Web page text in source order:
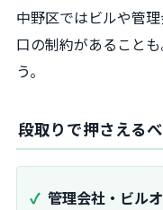
中野区ではビルや管
口の制約があること
う。
段取りで押さえる
管理会社・ビル